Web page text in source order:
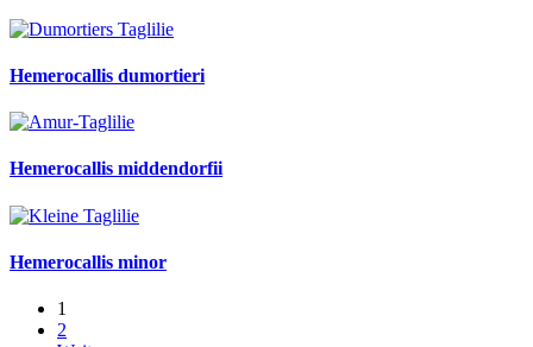
Hemerocallis dumortieri
Hemerocallis middendorfii
Hemerocallis minor
1
2